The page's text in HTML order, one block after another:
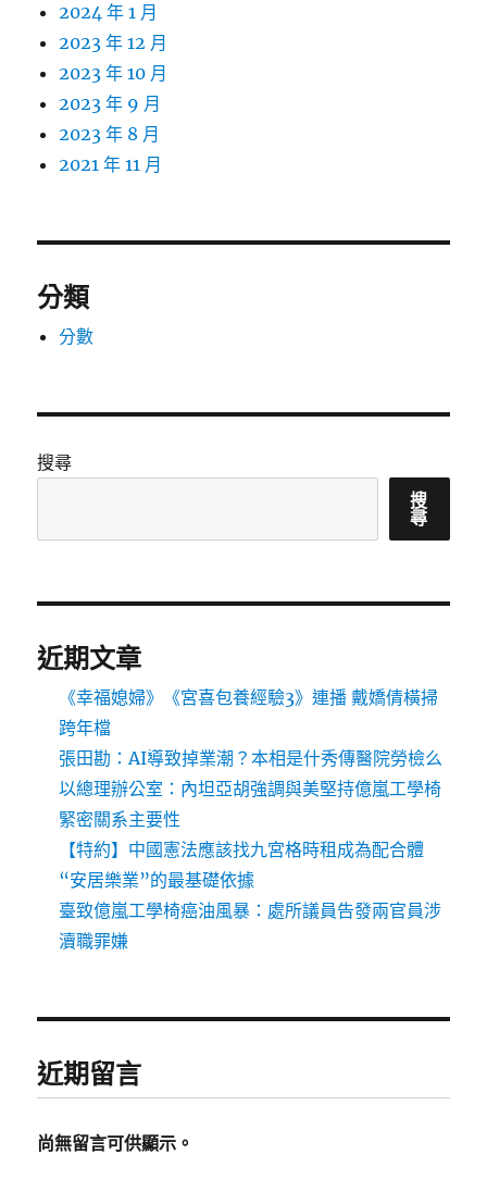
2024 年 1 月
2023 年 12 月
2023 年 10 月
2023 年 9 月
2023 年 8 月
2021 年 11 月
分類
分數
搜尋
搜
尋
近期文章
《幸福媳婦》《宮喜包養經驗3》連播 戴嬌倩橫掃
跨年檔
張田勘：AI導致掉業潮？本相是什秀傳醫院勞檢么
以總理辦公室：內坦亞胡強調與美堅持億嵐工學椅
緊密關系主要性
【特約】中國憲法應該找九宮格時租成為配合體
“安居樂業”的最基礎依據
臺致億嵐工學椅癌油風暴：處所議員告發兩官員涉
瀆職罪嫌
近期留言
尚無留言可供顯示。